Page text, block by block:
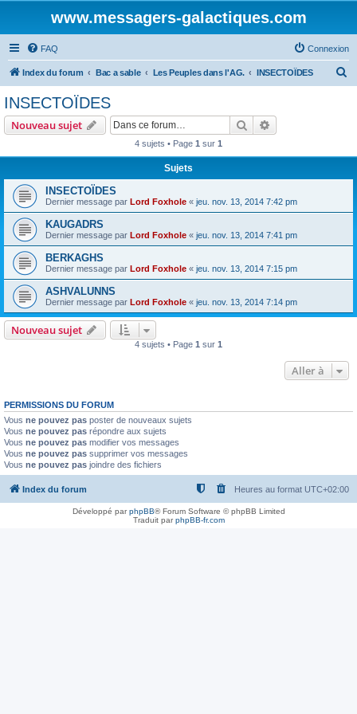
www.messagers-galactiques.com
FAQ Connexion
Index du forum Bac a sable Les Peuples dans l'AG. INSECTOÏDES
r
INSECTOÏDES
Nouveau sujet Rechercher
4 sujets • Page 1 sur 1
Sujets
INSECTOÏDES
Dernier message par Lord Foxhole « jeu. nov. 13, 2014 7:42 pm
KAUGADRS
Dernier message par Lord Foxhole « jeu. nov. 13, 2014 7:41 pm
BERKAGHS
Dernier message par Lord Foxhole « jeu. nov. 13, 2014 7:15 pm
ASHVALUNNS
Dernier message par Lord Foxhole « jeu. nov. 13, 2014 7:14 pm
Nouveau sujet
4 sujets • Page 1 sur 1
Aller à
PERMISSIONS DU FORUM
Vous ne pouvez pas poster de nouveaux sujets
Vous ne pouvez pas répondre aux sujets
Vous ne pouvez pas modifier vos messages
Vous ne pouvez pas supprimer vos messages
Vous ne pouvez pas joindre des fichiers
Index du forum Heures au format UTC+02:00
Développé parphpBB® Forum Software © phpBB Limited
Traduit parphpBB-fr.com